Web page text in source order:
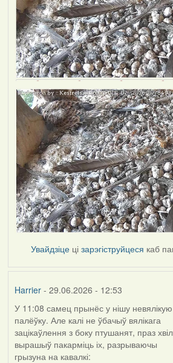
Увайдзіце цізарэгіструйцеся каб
Harrier- 29.06.2026 - 12:53
У 11:08 самец прынёс у нішу невялікую
палёўку. Але калі не ўбачыў вялікага
зацікаўлення з боку птушанят, праз
вырашыў пакарміць іх, разрываючы
грызуна на кавалкі: